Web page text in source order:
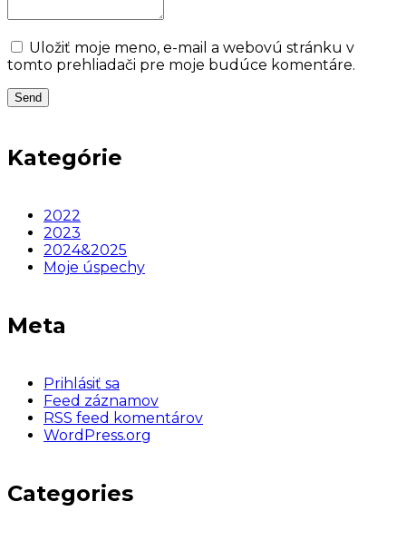
Uložiť moje meno, e-mail a webovú stránku v
tomto prehliadači pre moje budúce komentáre.
Kategórie
2022
2023
2024&2025
Moje úspechy
Meta
Prihlásiť sa
Feed záznamov
RSS feed komentárov
WordPress.org
Categories